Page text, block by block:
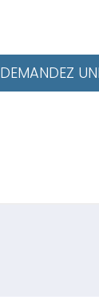
DEMANDEZ